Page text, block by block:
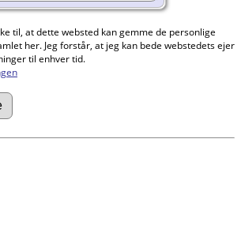
til, at dette websted kan gemme de personlige
her. Jeg forstår, at jeg kan bede webstedets ejer
til enhver tid.